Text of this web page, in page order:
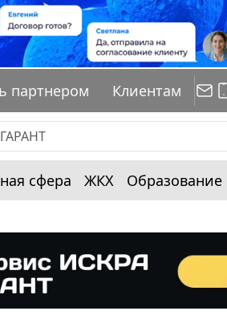
партнером Клиентам
сфера ЖКХ Образование